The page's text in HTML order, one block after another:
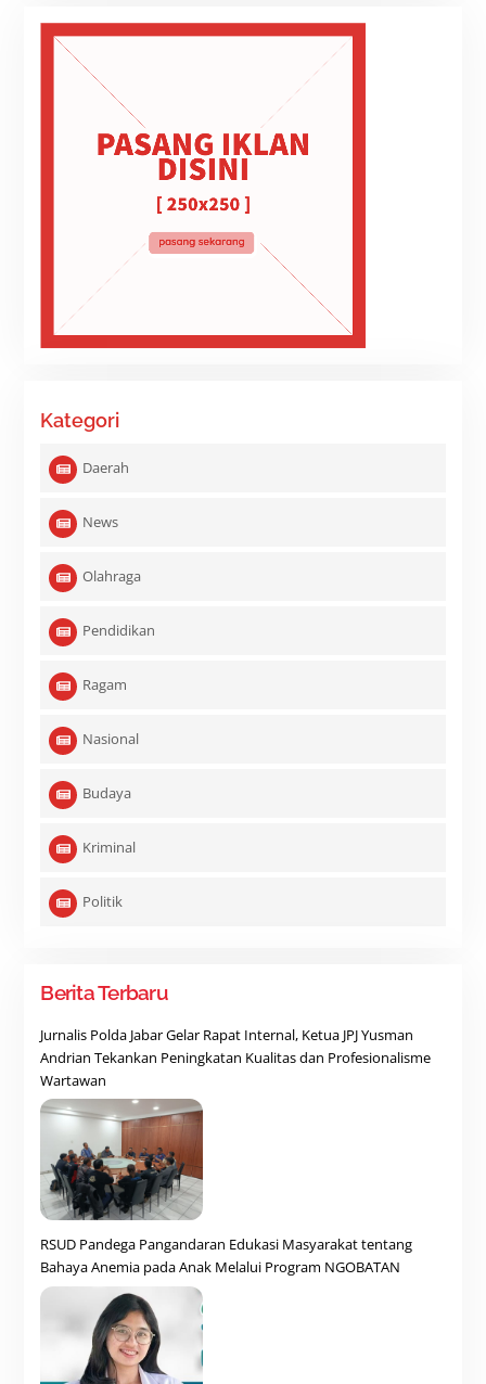
Kategori
Daerah
News
Olahraga
Pendidikan
Ragam
Nasional
Budaya
Kriminal
Politik
Berita Terbaru
Jurnalis Polda Jabar Gelar Rapat Internal, Ketua JPJ Yusman
Andrian Tekankan Peningkatan Kualitas dan Profesionalisme
Wartawan
RSUD Pandega Pangandaran Edukasi Masyarakat tentang
Bahaya Anemia pada Anak Melalui Program NGOBATAN